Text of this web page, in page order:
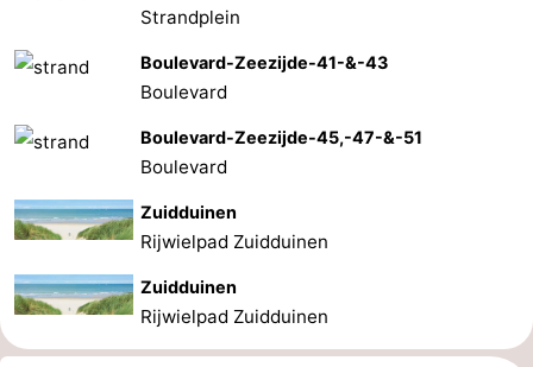
Strandplein
Boulevard-Zeezijde-41-&-43
Boulevard
Boulevard-Zeezijde-45,-47-&-51
Boulevard
Zuidduinen
Rijwielpad Zuidduinen
Zuidduinen
Rijwielpad Zuidduinen